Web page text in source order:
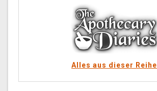
Alles aus dieser Reihe